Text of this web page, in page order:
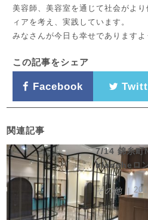
美容師、美容室を通じて社会がよ
ィアを考え、実践しています。
みなさんが今日も幸せでありますよ
この記事をシェア
Facebook
関連記事
7/14 錦糸
blancheロ
その他